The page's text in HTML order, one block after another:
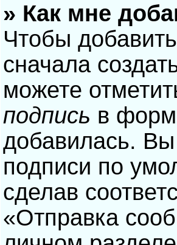
» Как мне
Чтобы
сначала
можете
подпись в
добавилась.
подписи по
сделав
«Отправка